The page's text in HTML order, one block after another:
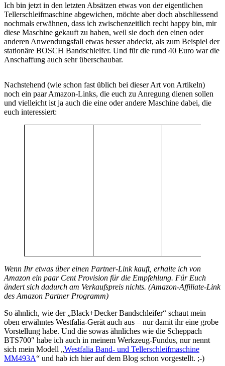
Ich bin jetzt in den letzten Absätzen etwas von der eigentlichen
Tellerschleifmaschine abgewichen, möchte aber doch abschliessend
nochmals erwähnen, dass ich zwischenzeitlich recht happy bin, mir
diese Maschine gekauft zu haben, weil sie doch den einen oder
anderen Anwendungsfall etwas besser abdeckt, als zum Beispiel der
stationäre BOSCH Bandschleifer. Und für die rund 40 Euro war die
Anschaffung auch sehr überschaubar.
Nachstehend (wie schon fast üblich bei dieser Art von Artikeln)
noch ein paar Amazon-Links, die euch zu Anregung dienen sollen
und vielleicht ist ja auch die eine oder andere Maschine dabei, die
euch interessiert:
Wenn Ihr etwas über einen Partner-Link kauft, erhalte ich von
Amazon ein paar Cent Provision für die Empfehlung. Für Euch
ändert sich dadurch am Verkaufspreis nichts. (Amazon-Affiliate-Link
des Amazon Partner Programm)
So ähnlich, wie der „Black+Decker Bandschleifer“ schaut mein
oben erwähntes Westfalia-Gerät auch aus – nur damit ihr eine grobe
Vorstellung habe. Und die sowas ähnliches wie die Scheppach
BTS700″ habe ich auch in meinem Werkzeug-Fundus, nur nennt
sich mein Modell „Westfalia Band- und Tellerschleifmaschine
MM493A“ und hab ich hier auf dem Blog schon vorgestellt. ;-)